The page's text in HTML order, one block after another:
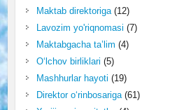
Maktab direktoriga(12)
Lavozim yo'riqnomasi (7)
Maktabgacha ta’lim (4)
O‘lchov birliklari (5)
Mashhurlar hayoti (19)
Direktor o‘rinbosariga(61)